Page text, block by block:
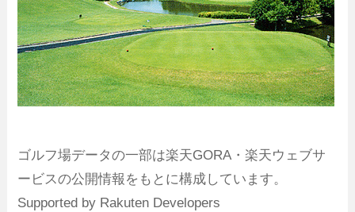
ゴルフ場データの一部は楽天GORA・楽天ウェブサ
ービスの公開情報をもとに構成しています。
Supported by Rakuten Developers